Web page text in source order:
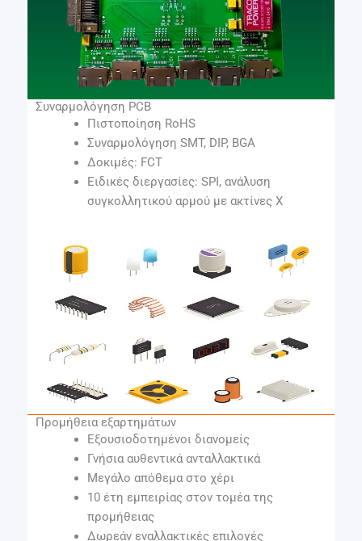
Συναρμολόγηση PCB
Πιστοποίηση RoHS
Συναρμολόγηση SMT, DIP, BGA
Δοκιμές: FCT
Ειδικές διεργασίες: SPI, ανάλυση
συγκολλητικού αρμού με ακτίνες Χ
Προμήθεια εξαρτημάτων
Εξουσιοδοτημένοι διανομείς
Γνήσια αυθεντικά ανταλλακτικά
Μεγάλο απόθεμα στο χέρι
10 έτη εμπειρίας στον τομέα της
προμήθειας
Δωρεάν εναλλακτικές επιλογές